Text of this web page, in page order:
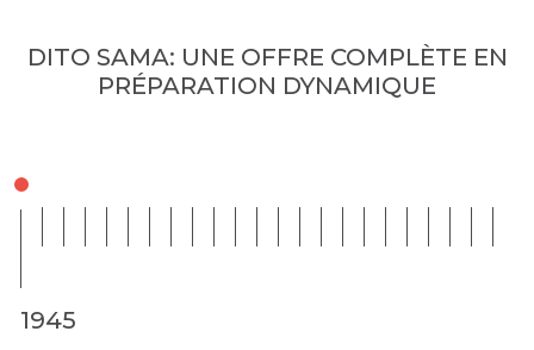
DITO SAMA: UNE OFFRE COMPLÈTE EN
PRÉPARATION DYNAMIQUE
1945